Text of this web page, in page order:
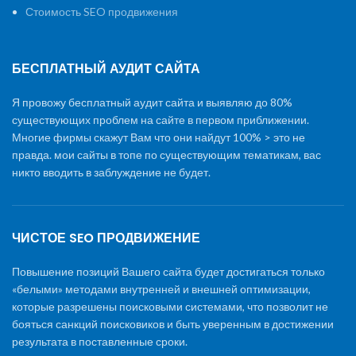
Стоимость SEO продвижения
БЕСПЛАТНЫЙ АУДИТ САЙТА
Я провожу бесплатный аудит сайта и выявляю до 80%
существующих проблем на сайте в первом приближении.
Многие фирмы скажут Вам что они найдут 100% > это не
правда. мои сайты в топе по существующим тематикам, вас
никто вводить в заблуждение не будет.
ЧИСТОЕ SEO ПРОДВИЖЕНИЕ
Повышение позиций Вашего сайта будет достигаться только
«белыми» методами внутренней и внешней оптимизации,
которые разрешены поисковыми системами, что позволит не
бояться санкций поисковиков и быть уверенным в достижении
результата в поставленные сроки.